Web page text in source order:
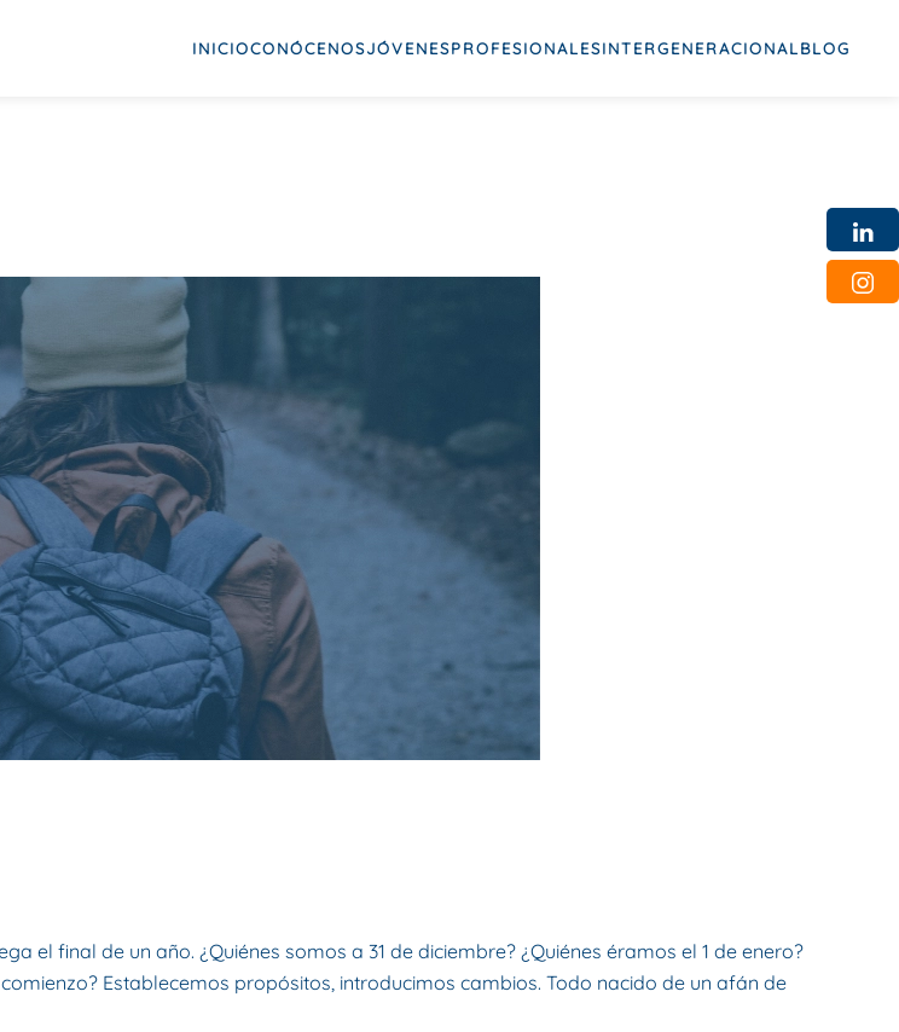
INICIOCONÓCENOSJÓVENESPROFESIONALESINTERGENERACIONALBLOG
el final de un año. ¿Quiénes somos a 31 de diciembre? ¿Quiénes éramos el 1 de enero?
Establecemos propósitos, introducimos cambios. Todo nacido de un afán de